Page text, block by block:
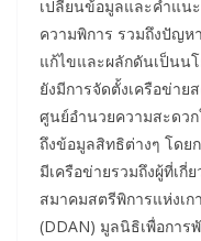
เปลี่ยนข้อมูลและคำแน
ความพิการ รวมถึงปัญห
แก้ไขและผลักดันเป็นน
ยังมีการจัดตั้งเครือข่าย
ศูนย์อำนวยความสะดว
ถึงข้อมูลสิทธิต่างๆ โดย
มีเครือข่ายรวมถึงผู้ที่เกี่
สมาคมสตรีพิการแห่งเ
(DDAN) มูลนิธิเพื่อการ